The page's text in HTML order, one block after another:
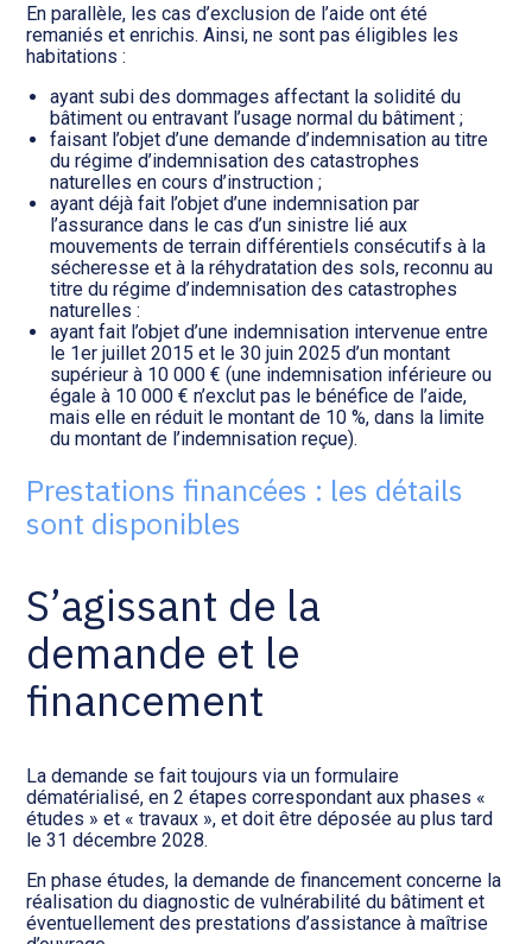
En parallèle, les cas d’exclusion de l’aide ont été
remaniés et enrichis. Ainsi, ne sont pas éligibles les
habitations :
ayant subi des dommages affectant la solidité du
bâtiment ou entravant l’usage normal du bâtiment ;
faisant l’objet d’une demande d’indemnisation au titre
du régime d’indemnisation des catastrophes
naturelles en cours d’instruction ;
ayant déjà fait l’objet d’une indemnisation par
l’assurance dans le cas d’un sinistre lié aux
mouvements de terrain différentiels consécutifs à la
sécheresse et à la réhydratation des sols, reconnu au
titre du régime d’indemnisation des catastrophes
naturelles :
ayant fait l’objet d’une indemnisation intervenue entre
le 1er juillet 2015 et le 30 juin 2025 d’un montant
supérieur à 10 000 € (une indemnisation inférieure ou
égale à 10 000 € n’exclut pas le bénéfice de l’aide,
mais elle en réduit le montant de 10 %, dans la limite
du montant de l’indemnisation reçue).
Prestations financées : les détails
sont disponibles
S’agissant de la
demande et le
financement
La demande se fait toujours via un formulaire
dématérialisé, en 2 étapes correspondant aux phases «
études » et « travaux », et doit être déposée au plus tard
le 31 décembre 2028.
En phase études, la demande de financement concerne la
réalisation du diagnostic de vulnérabilité du bâtiment et
éventuellement des prestations d’assistance à maîtrise